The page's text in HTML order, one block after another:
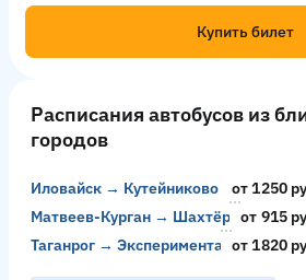
Купить билет
Расписания автобусов из
городов
Иловайск → Кутейниково от 1250
Матвеев-Курган → Шахтёрскот 915
Таганрог → Экспериментальный
от 1820